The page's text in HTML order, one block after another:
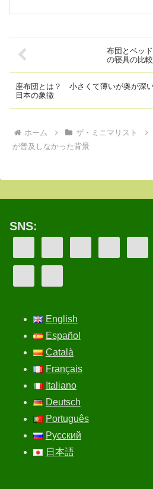
布団とベッ
の寝具の比較
座布団とは？ 小さくて薄いが奥が深
日本の象徴
ホーム ザ・ミニマリスト
が普及しなかった背景
SNS:
English
Español
Català
Français
Italiano
Deutsch
Português
Русский
日本語